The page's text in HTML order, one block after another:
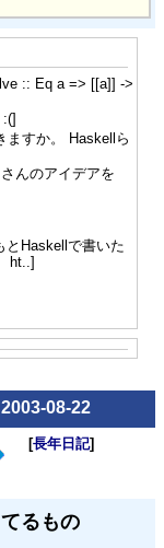
:: Eq a => [[a]] ->
すか。 Haskellら
んのアイデアを
とHaskellで書いた
のをSchemeで書き直したもののようですよ。 ht..]
2003-08-22
[長年日記]
るもの